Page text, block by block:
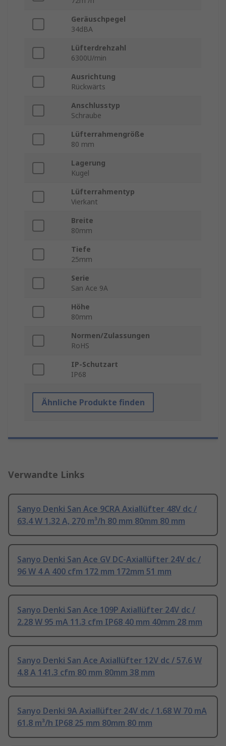
Geräuschpegel
34dBA
Lüfterdrehzahl
6300U/min
Ausrichtung
Rückwärts
Anschlusstyp
Schraube
Lüfterrahmengröße
80 mm
Lagerung
Kugel
Lüfterrahmentyp
Vierkant
Breite
80mm
Tiefe
25mm
Serie
San Ace 9A
Höhe
80mm
Normen/Zulassungen
RoHS
IP-Schutzart
IP68
Ähnliche Produkte finden
Verwandte Links
Sanyo Denki San Ace 9CRA Axiallüfter 48V dc /
63.4 W 1.32 A, 270 m³/h 80 mm 80mm 80 mm
Sanyo Denki San Ace GV DC-Axiallüfter 24V dc /
96 W 4 A 400 cfm 172 mm 172mm 51 mm
Sanyo Denki San Ace 109P Axiallüfter 24V dc /
2.28 W 95 mA 11.3 cfm IP68 40 mm 40mm 28 mm
Sanyo Denki San Ace Axiallüfter 12V dc / 57.6 W
4.8 A 141.3 cfm 80 mm 80mm 38 mm
Sanyo Denki 9A Axiallüfter 24V dc / 1.68 W 70 mA
61.8 m³/h IP68 25 mm 80mm 80 mm